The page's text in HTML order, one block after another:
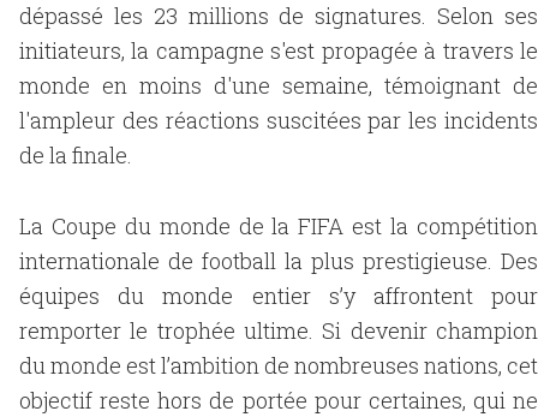
dépassé les 23 millions de signatures. Selon ses
initiateurs, la campagne s'est propagée à travers le
monde en moins d'une semaine, témoignant de
l'ampleur des réactions suscitées par les incidents
de la finale.
La Coupe du monde de la FIFA est la compétition
internationale de football la plus prestigieuse. Des
équipes du monde entier s’y affrontent pour
remporter le trophée ultime. Si devenir champion
du monde est l’ambition de nombreuses nations, cet
objectif reste hors de portée pour certaines, qui ne